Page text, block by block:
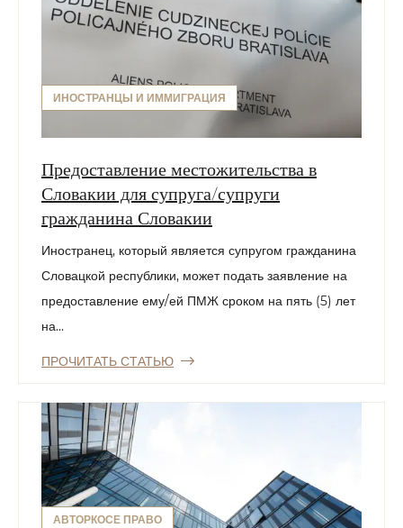
ИНОСТРАНЦЫ И ИММИГРАЦИЯ
Предоставление местожительства в
Словакии для супруга/супруги
гражданина Словакии
Иностранец, который является супругом гражданина
Словацкой республики, может подать заявление на
предоставление ему/ей ПМЖ сроком на пять (5) лет
на...
ПРОЧИТАТЬ СТАТЬЮ
АВТОРКОСЕ ПРАВО